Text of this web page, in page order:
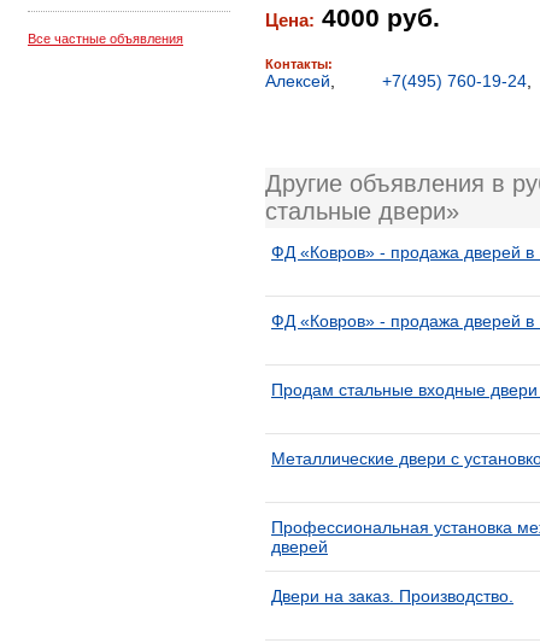
Все частные объявления
Цена: 4000 руб.
Контакты:
Алексей +7(495) 760-19-24
Другие объявления в
стальные двери»
ФД «Ковров» - продажа дверей
ФД «Ковров» - продажа дверей
Продам стальные входные
Металлические двери с
Профессиональная установка
дверей
Двери на заказ. Производство.